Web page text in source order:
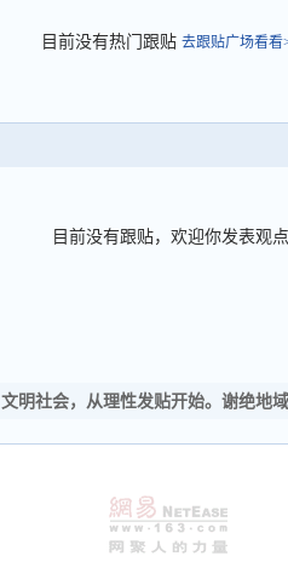
目前没有热门跟贴 去跟贴广场看看
目前没有跟贴，欢迎你发表观点
文明社会，从理性发贴开始。谢绝地